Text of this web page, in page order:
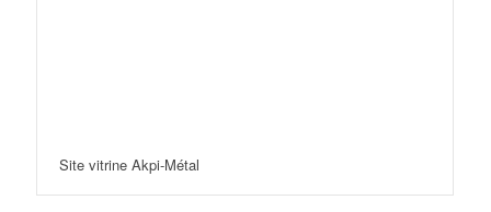
Site vitrine Akpi-Métal